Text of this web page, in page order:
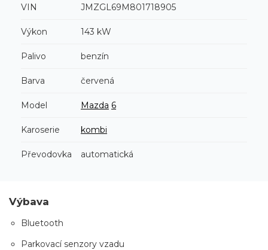
VIN JMZGL69M801718905
Výkon 143 kW
Palivo benzín
Barva červená
Model Mazda 6
Karoserie kombi
Převodovka automatická
Výbava
Bluetooth
Parkovací senzory vzadu